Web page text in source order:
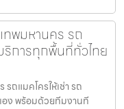
ทพมหานคร รถ
ริการทุกพื้นที่ทั่วไทย
ถแมคโครให้เช่า รถ
อง พร้อมด้วยทีมงานที